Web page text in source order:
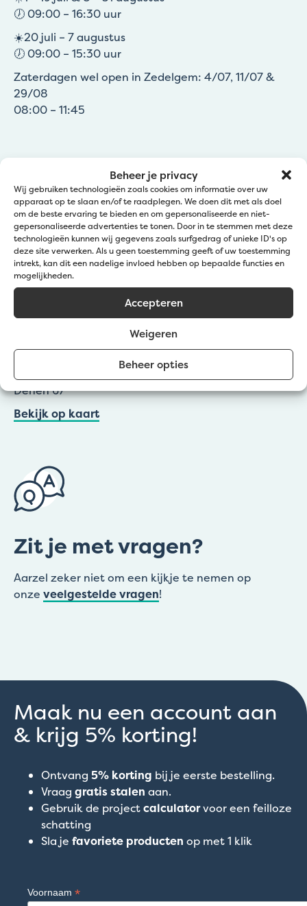
Beheer je privacy
Wij gebruiken technologieën zoals cookies om informatie over uw
apparaat op te slaan en/of te raadplegen. We doen dit met als doel
om de beste ervaring te bieden en om gepersonaliseerde en niet-
gepersonaliseerde advertenties te tonen. Door in te stemmen met deze
technologieën kunnen wij gegevens zoals surfgedrag of unieke ID's op
deze site verwerken. Als u geen toestemming geeft of uw toestemming
intrekt, kan dit een nadelige invloed hebben op bepaalde functies en
mogelijkheden.
Accepteren
Weigeren
Beheer opties
🕖 09:00 – 16:30 uur
☀️20 juli – 7 augustus
🕖 09:00 – 15:30 uur
Zaterdagen wel open in Zedelgem: 4/07, 11/07 &
29/08
08:00 – 11:45
Kom langs bij Jatu
Zedelgem (Klantendienst Jatu)
Wevelgem (Afhaalpunt Gravelart)
Lochristi (Afhaalpunt Gravelart)
Denen 67
Bekijk op kaart
Zit je met vragen?
Aarzel zeker niet om een kijkje te nemen op
onze veelgestelde vragen!
Maak nu een account aan
& krijg 5% korting!
Ontvang 5% korting bij je eerste bestelling.
Vraag gratis stalen aan.
Gebruik de projectcalculatorvoor een feilloze
schatting
Sla je favoriete producten op met 1 klik
Voornaam *